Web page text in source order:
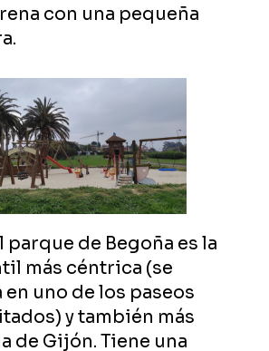
con una pequeña
parque de Begoña es la
más céntrica (se
uno de los paseos
y también más
de Gijón. Tiene una